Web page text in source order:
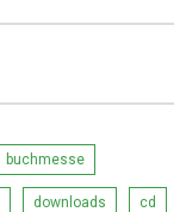
buchmesse
downloads cd